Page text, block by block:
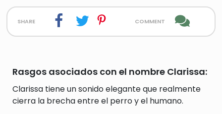
share comment
Rasgos asociados con el nombre Clarissa:
Clarissa tiene un sonido elegante que realmente
cierra la brecha entre el perro y el humano.